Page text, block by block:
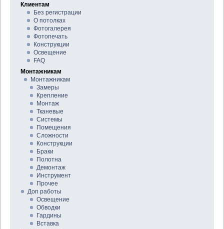
Клиентам
Без регистрации
О потолках
Фотогалерея
Фотопечать
Конструкции
Освещение
FAQ
Монтажникам
Монтажникам
Замеры
Крепление
Монтаж
Тканевые
Системы
Помещения
Сложности
Конструкции
Браки
Полотна
Демонтаж
Инструмент
Прочее
Доп работы
Освещение
Обводки
Гардины
Вставка